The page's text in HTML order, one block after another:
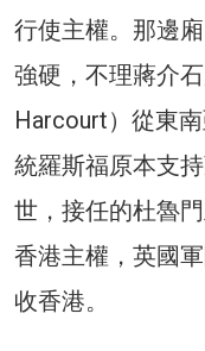
行使主權。那邊
強硬，不理蔣介
Harcourt）從東
統羅斯福原本支
世，接任的杜魯
香港主權，英國
收香港。